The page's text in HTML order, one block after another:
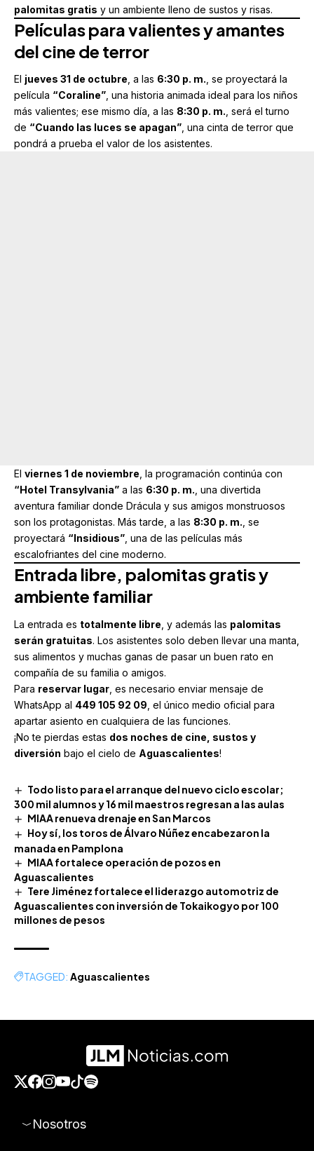
palomitas gratis y un ambiente lleno de sustos y risas.
Películas para valientes y amantes
del cine de terror
El jueves 31 de octubre, a las 6:30 p. m., se proyectará la
película “Coraline”, una historia animada ideal para los niños
más valientes; ese mismo día, a las 8:30 p. m., será el turno
de “Cuando las luces se apagan”, una cinta de terror que
pondrá a prueba el valor de los asistentes.
El viernes 1 de noviembre, la programación continúa con
“Hotel Transylvania” a las 6:30 p. m., una divertida
aventura familiar donde Drácula y sus amigos monstruosos
son los protagonistas. Más tarde, a las 8:30 p. m., se
proyectará “Insidious”, una de las películas más
escalofriantes del cine moderno.
Entrada libre, palomitas gratis y
ambiente familiar
La entrada es totalmente libre , y además las palomitas
serán gratuitas. Los asistentes solo deben llevar una manta,
sus alimentos y muchas ganas de pasar un buen rato en
compañía de su familia o amigos.
Para reservar lugar , es necesario enviar mensaje de
WhatsApp al 449 105 92 09 , el único medio oficial para
apartar asiento en cualquiera de las funciones.
¡No te pierdas estas dos noches de cine, sustos y
diversión bajo el cielo de Aguascalientes!
Todo listo para el arranque del nuevo ciclo escolar;
300 mil alumnos y 16 mil maestros regresan a las aulas
MIAA renueva drenaje en San Marcos
Hoy sí, los toros de Álvaro Núñez encabezaron la
manada en Pamplona
MIAA fortalece operación de pozos en
Aguascalientes
Tere Jiménez fortalece el liderazgo automotriz de
Aguascalientes con inversión de Tokaikogyo por 100
millones de pesos
TAGGED: Aguascalientes
Nosotros